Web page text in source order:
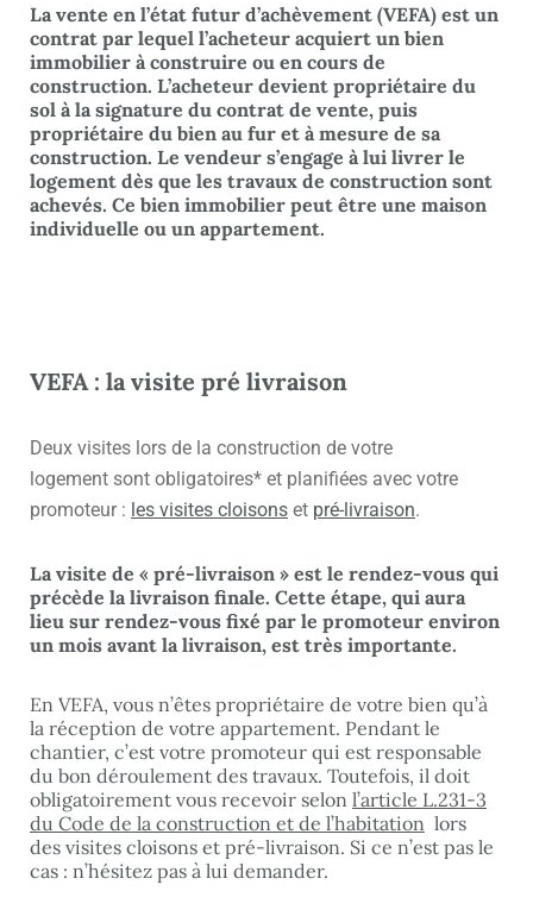
La vente en l’état futur d’achèvement (VEFA) est un
contrat par lequel l’acheteur acquiert un bien
immobilier à construire ou en cours de
construction. L’acheteur devient propriétaire du
sol à la signature du contrat de vente, puis
propriétaire du bien au fur et à mesure de sa
construction. Le vendeur s’engage à lui livrer le
logement dès que les travaux de construction sont
achevés. Ce bien immobilier peut être une maison
individuelle ou un appartement.
VEFA : la visite pré livraison
Deux visites lors de la construction de votre
logement sont obligatoires* et planifiées avec votre
promoteur : les visites cloisons et pré-livraison.
La visite de « pré-livraison » est le rendez-vous qui
précède la livraison finale. Cette étape, qui aura
lieu sur rendez-vous fixé par le promoteur environ
un mois avant la livraison, est très importante.
En VEFA, vous n’êtes propriétaire de votre bien qu’à
la réception de votre appartement. Pendant le
chantier, c’est votre promoteur qui est responsable
du bon déroulement des travaux. Toutefois, il doit
obligatoirement vous recevoir selon l’article L.231-3
du Code de la construction et de l’habitation lors
des visites cloisons et pré-livraison. Si ce n’est pas le
cas : n’hésitez pas à lui demander.